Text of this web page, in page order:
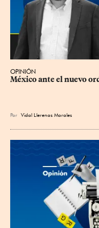
OPINIÓN
México ante el nuevo
Por Vidal Llerenas Morales